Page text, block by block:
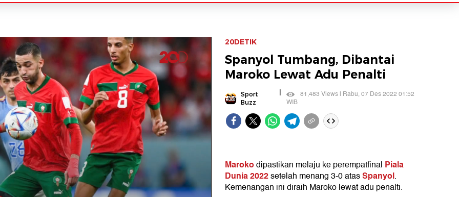
#3kebakaran
#5gempa hari ini
Promoted
Terakhir yang dicari
Loading...
20DETIK
Spanyol Tumbang, Dibantai
Maroko Lewat Adu Penalti
Sport
Buzz
|
81,483 Views | Rabu, 07 Des 2022 01:52
WIB
Marokodipastikan melaju ke perempatfinal Piala
Dunia 2022setelah menang 3-0 atasSpanyol.
Kemenangan ini diraih Maroko lewat adu penalti.